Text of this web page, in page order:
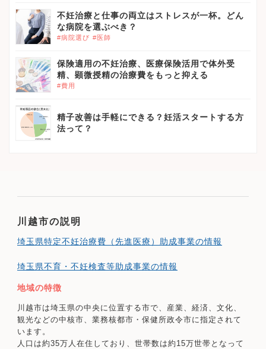
不妊治療と仕事の両立はストレスが一杯。どん
な病院を選ぶべき？
#病院選び #医師
保険適用の不妊治療、医療保険活用で体外受
精、顕微授精の治療費をもっと抑える
#費用
精子改善は手軽にできる？妊活スタートする方
法って？
川越市の説明
埼玉県特定不妊治療費（先進医療）助成事業の情報
埼玉県不育・不妊検査等助成事業の情報
地域の特徴
川越市は埼玉県の中央に位置する市で、産業、経済、文化、
観光などの中核市、業務核都市・保健所政令市に指定されて
います。
人口は約35万人在住しており、世帯数は約15万世帯となって